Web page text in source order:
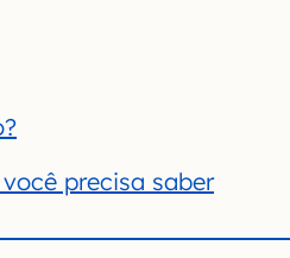
precisa saber